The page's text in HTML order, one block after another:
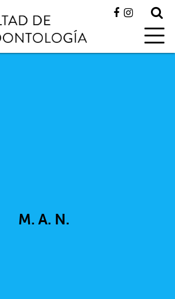
M. A. N.